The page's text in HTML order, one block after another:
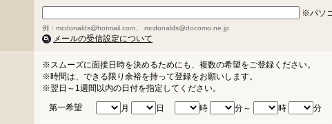
※パソ
例：mcdonalds@hotmail.com、 mcdonalds@docomo.ne.jp
メールの受信設定について
※スムーズに面接日時を決めるためにも、複数の希望をご登録ください。
※時間は、できる限り余裕を持って登録をお願いします。
※翌日～1週間以内の日付を指定してください。
第一希望
月 日 時 分～ 時 分